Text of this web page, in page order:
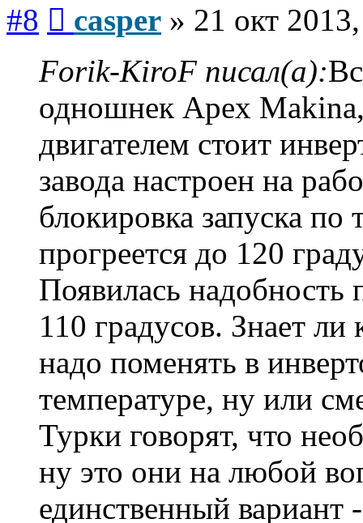
#8 casper » 21 окт
Forik-KiroF писал(а):
одношнек Apex
двигателем стоит
завода настроен на
блокировка запуска по
прогреется до 120
Появилась надобность
110 градусов. Знает ли
надо поменять в
температуре, ну или
Турки говорят, что
ну это они на любой
единственный вариант